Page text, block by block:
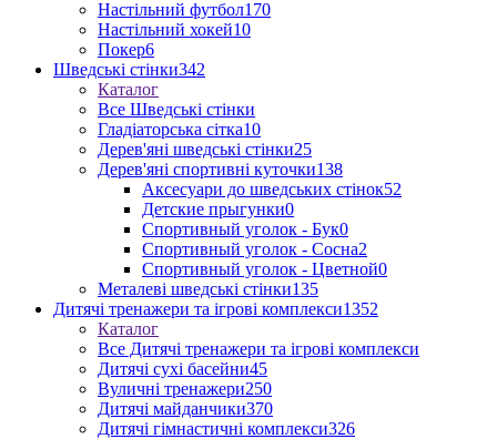
Настільний футбол170
Настільний хокей10
Покер6
Шведські стінки342
Каталог
Все Шведські стінки
Гладіаторська сітка10
Дерев'яні шведські стінки25
Дерев'яні спортивні куточки138
Аксесуари до шведських стінок52
Детские прыгунки0
Спортивный уголок - Бук0
Спортивный уголок - Сосна2
Спортивный уголок - Цветной0
Металеві шведські стінки135
Дитячі тренажери та ігрові комплекси1352
Каталог
Все Дитячі тренажери та ігрові комплекси
Дитячі сухі басейни45
Вуличні тренажери250
Дитячі майданчики370
Дитячі гімнастичні комплекси326